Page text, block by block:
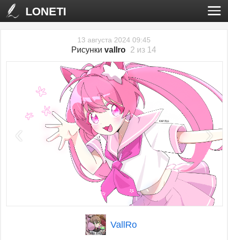
LONETI
13 августа 2024 09:45
Рисункиvallro 2 из 14
‹ ›
VallRo